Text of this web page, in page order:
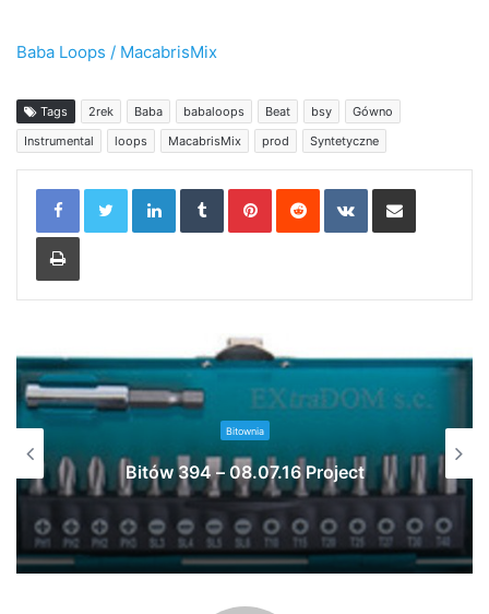
Baba Loops / MacabrisMix
Tags 2rek Baba babaloops Beat bsy
Gówno
Instrumental
loops MacabrisMix prod Syntetyczne
LinkedInTumblrPinterestReddit VKontakteShare via Email
Print
Bitownia
Bitów 394 – 08.07.16 Project